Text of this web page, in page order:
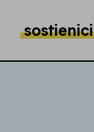
sostienici